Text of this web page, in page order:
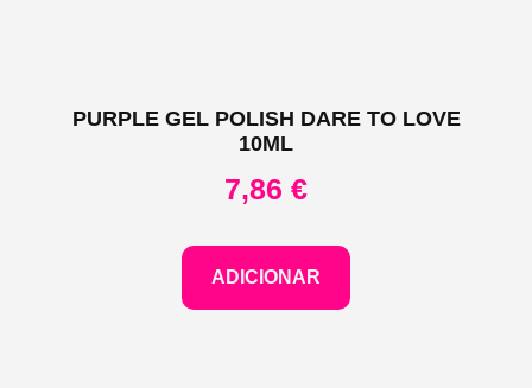
PURPLE GEL POLISH DARE TO LOVE
10ML
7,86 €
ADICIONAR